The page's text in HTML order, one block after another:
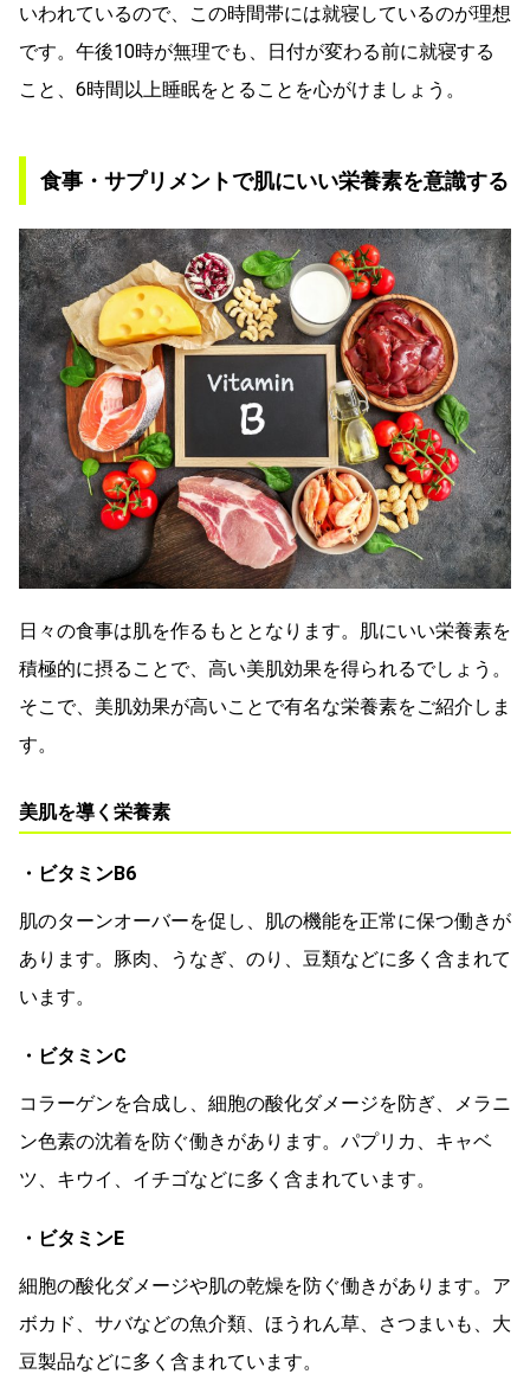
いわれているので、この時間帯には就寝しているのが理想
です。午後10時が無理でも、日付が変わる前に就寝する
こと、6時間以上睡眠をとることを心がけましょう。
食事・サプリメントで肌にいい栄養素を意識する
日々の食事は肌を作るもととなります。肌にいい栄養素を
積極的に摂ることで、高い美肌効果を得られるでしょう。
そこで、美肌効果が高いことで有名な栄養素をご紹介しま
す。
美肌を導く栄養素
・ビタミンB6
肌のターンオーバーを促し、肌の機能を正常に保つ働きが
あります。豚肉、うなぎ、のり、豆類などに多く含まれて
います。
・ビタミンC
コラーゲンを合成し、細胞の酸化ダメージを防ぎ、メラニ
ン色素の沈着を防ぐ働きがあります。パプリカ、キャベ
ツ、キウイ、イチゴなどに多く含まれています。
・ビタミンE
細胞の酸化ダメージや肌の乾燥を防ぐ働きがあります。ア
ボカド、サバなどの魚介類、ほうれん草、さつまいも、大
豆製品などに多く含まれています。